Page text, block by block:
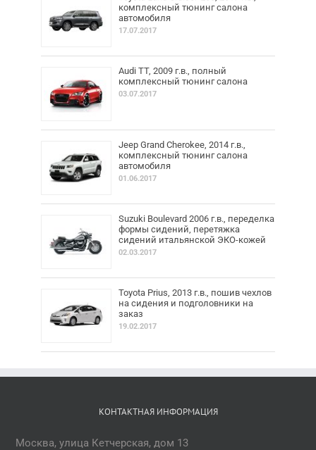
комплексный тюнинг салона
автомобиля
17.07.2017
Audi TT, 2009 г.в., полный
комплексный тюнинг салона
03.07.2017
Jeep Grand Cherokee, 2014 г.в.,
комплексный тюнинг салона
автомобиля
01.06.2017
Suzuki Boulevard 2006 г.в., переделка
формы сидений, перетяжка
сидений итальянской ЭКО-кожей
02.03.2017
Toyota Prius, 2013 г.в., пошив чехлов
на сидения и подголовники на
заказ
19.02.2017
КОНТАКТНАЯ ИНФОРМАЦИЯ
Москва, улица Кетчерская, дом 13